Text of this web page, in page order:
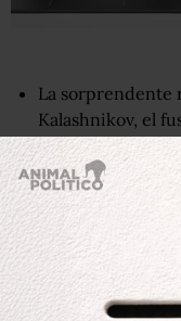
La sorprendente
Kalashnikov, el
Agregó que cuando
automóvil tendrá
mayor que la de los
fabrica y podrá
Como es un
vehículo aún no han